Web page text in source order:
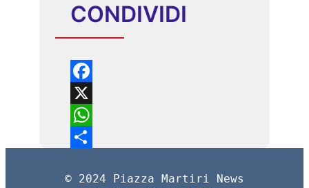
CONDIVIDI
F
a
c
b
X
W
ao
© 2024 Piazza Martiri News